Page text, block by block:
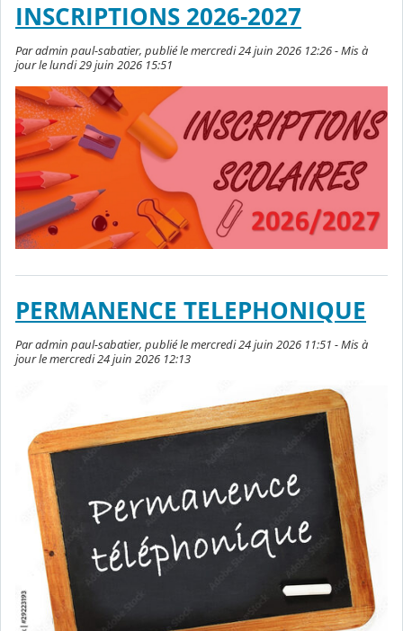
INSCRIPTIONS 2026-2027
Par admin paul-sabatier, publié le mercredi 24 juin 2026 12:26 - Mis à
jour le lundi 29 juin 2026 15:51
PERMANENCE TELEPHONIQUE
Par admin paul-sabatier, publié le mercredi 24 juin 2026 11:51 - Mis à
jour le mercredi 24 juin 2026 12:13